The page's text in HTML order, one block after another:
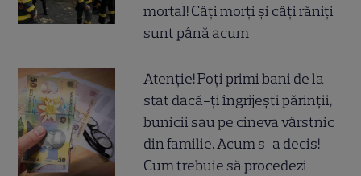
mortal! Câți morți și câți răniți
sunt până acum
Atenție! Poți primi bani de la
stat dacă-ți îngrijești părinții,
bunicii sau pe cineva vârstnic
din familie. Acum s-a decis!
Cum trebuie să procedezi